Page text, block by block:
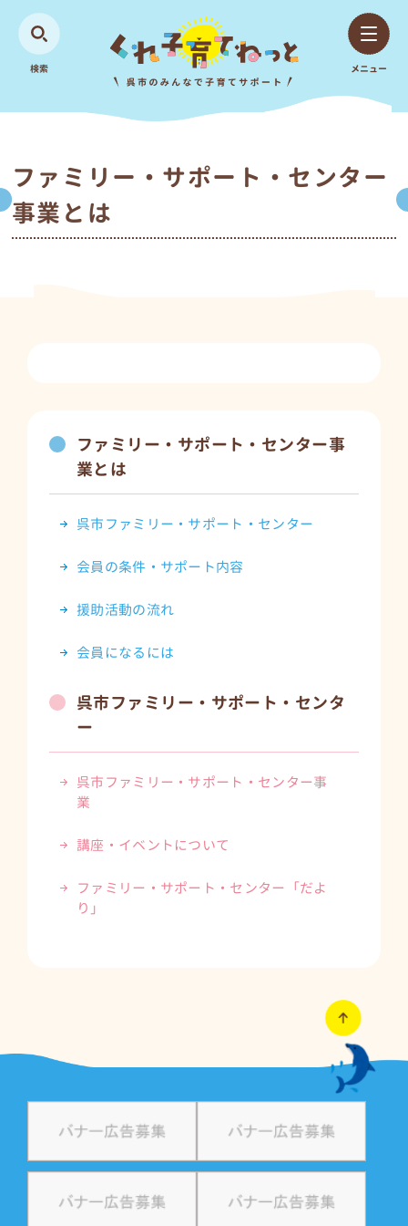
検索 メニュー
ファミリー・サポート・センター
事業とは
ファミリー・サポート・センター事
業とは
呉市ファミリー・サポート・センター
会員の条件・サポート内容
援助活動の流れ
会員になるには
呉市ファミリー・サポート・センタ
ー
呉市ファミリー・サポート・センター事
業
講座・イベントについて
ファミリー・サポート・センター「だよ
り」